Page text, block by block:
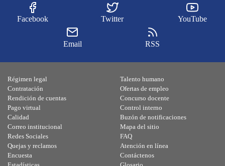
Facebook Twitter YouTube
Email RSS
Régimen legal
Contratación
Rendición de cuentas
Pago virtual
Calidad
Talento humano
Ofertas de empleo
Concurso docente
Control interno
Buzón de notificaciones
Correo institucional
Redes Sociales
Quejas y reclamos
Encuesta
Mapa del sitio
FAQ
Atención en línea
Contáctenos